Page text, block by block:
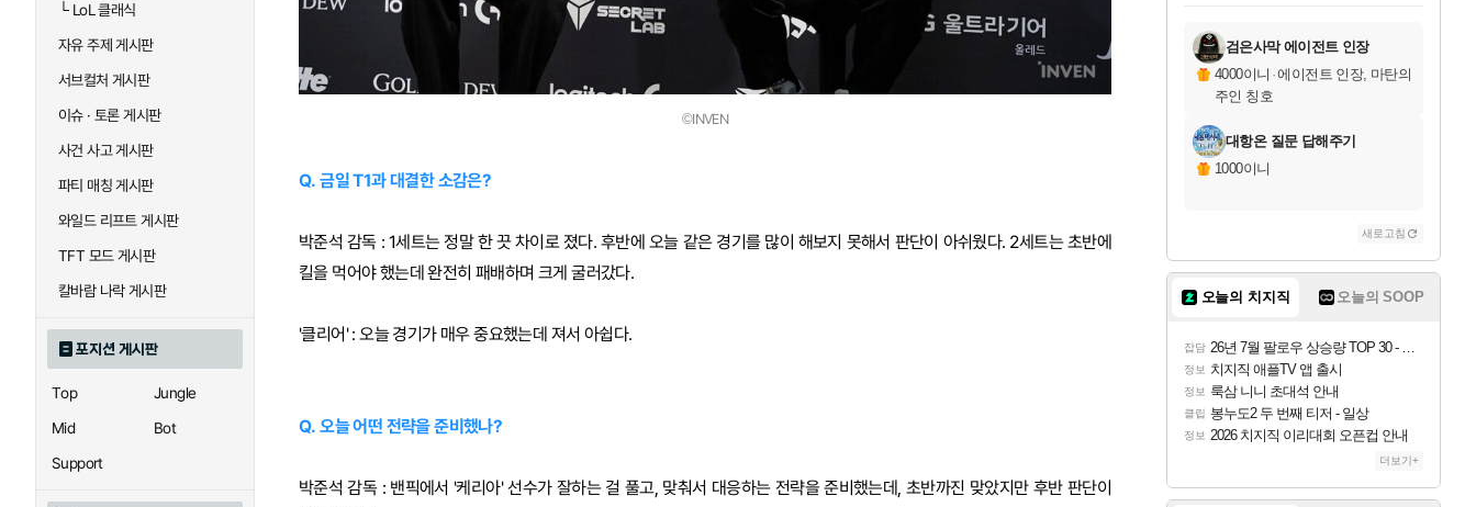
└LoL 클래식
자유 주제 게시판
서브컬처 게시판
이슈 · 토론 게시판
사건 사고 게시판
파티 매칭 게시판
와일드 리프트 게시판
TFT 모드 게시판
칼바람 나락 게시판
포지션 게시판
Top
Jungle
Mid
Bot
Support
©INVEN
Q. 금일 T1과 대결한 소감은?
박준석 감독 : 1세트는 정말 한 끗 차이로 졌다. 후반에 오늘 같은 경기를 많이 해보지 못해서 판단이 아쉬웠다. 2세트는 초반에
킬을 먹어야 했는데 완전히 패배하며 크게 굴러갔다.
'클리어' : 오늘 경기가 매우 중요했는데 져서 아쉽다.
Q. 오늘 어떤 전략을 준비했나?
박준석 감독 : 밴픽에서 '케리아' 선수가 잘하는 걸 풀고, 맞춰서 대응하는 전략을 준비했는데, 초반까진 맞았지만 후반 판단이
교환.
당첨되셨습니다.
당첨되셨습니다.
당첨되셨습니다.
당첨되셨습니다.
당첨되셨습니다.
당첨되셨습니다.
에디션 (스팀코드)를 교환.
당첨되셨습니다.
검은사막 에이전트 인장
4000이니 ·에이전트 인장, 마탄의
주인 칭호
대항온 질문 답해주기
1000이니
새로고침
오늘의 치지직 오늘의 SOOP
잡담 26년 7월 팔로우 상승량 TOP 30 - 월간 치지직
정보 치지직 애플TV 앱 출시
정보 룩삼 니니 초대석 안내
클립 봉누도2 두 번째 티저 - 일상
정보 2026 치지직 이리대회 오픈컵 안내
더보기+